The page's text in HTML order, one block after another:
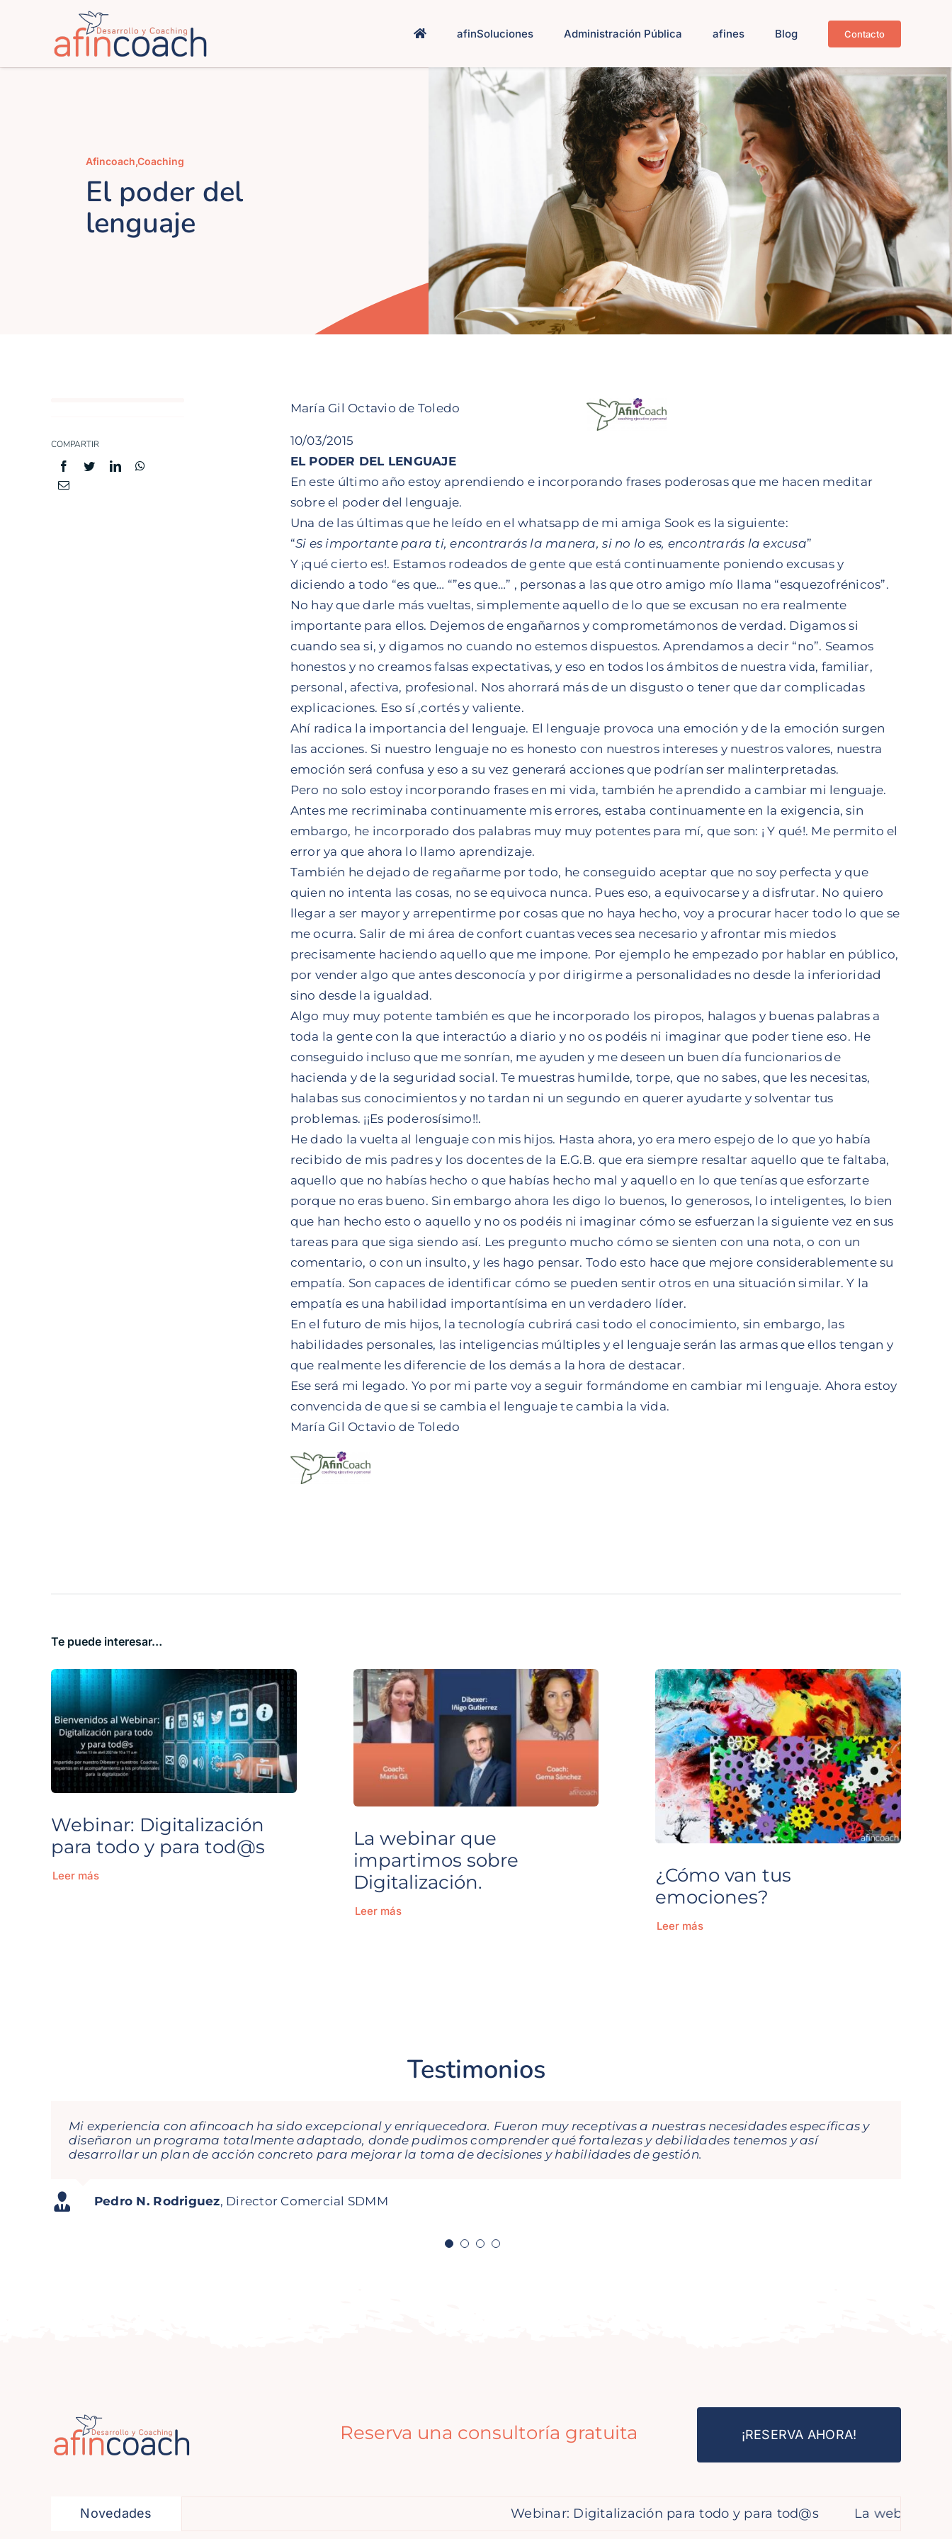
contenido
afinSoluciones Administración Pública afines Blog Contacto
Afincoach,Coaching
El poder del
lenguaje
COMPARTIR
María Gil Octavio de Toledo
10/03/2015
EL PODER DEL LENGUAJE
En este último año estoy aprendiendo e incorporando frases poderosas que me hacen meditar
sobre el poder del lenguaje.
Una de las últimas que he leído en el whatsapp de mi amiga Sook es la siguiente:
“Si es importante para ti, encontrarás la manera, si no lo es, encontrarás la excusa”
Y ¡qué cierto es!. Estamos rodeados de gente que está continuamente poniendo excusas y
diciendo a todo “es que… “”es que…” , personas a las que otro amigo mío llama “esquezofrénicos”.
No hay que darle más vueltas, simplemente aquello de lo que se excusan no era realmente
importante para ellos. Dejemos de engañarnos y comprometámonos de verdad. Digamos si
cuando sea si, y digamos no cuando no estemos dispuestos. Aprendamos a decir “no”. Seamos
honestos y no creamos falsas expectativas, y eso en todos los ámbitos de nuestra vida, familiar,
personal, afectiva, profesional. Nos ahorrará más de un disgusto o tener que dar complicadas
explicaciones. Eso sí ,cortés y valiente.
Ahí radica la importancia del lenguaje. El lenguaje provoca una emoción y de la emoción surgen
las acciones. Si nuestro lenguaje no es honesto con nuestros intereses y nuestros valores, nuestra
emoción será confusa y eso a su vez generará acciones que podrían ser malinterpretadas.
Pero no solo estoy incorporando frases en mi vida, también he aprendido a cambiar mi lenguaje.
Antes me recriminaba continuamente mis errores, estaba continuamente en la exigencia, sin
embargo, he incorporado dos palabras muy muy potentes para mí, que son: ¡ Y qué!. Me permito el
error ya que ahora lo llamo aprendizaje.
También he dejado de regañarme por todo, he conseguido aceptar que no soy perfecta y que
quien no intenta las cosas, no se equivoca nunca. Pues eso, a equivocarse y a disfrutar. No quiero
llegar a ser mayor y arrepentirme por cosas que no haya hecho, voy a procurar hacer todo lo que se
me ocurra. Salir de mi área de confort cuantas veces sea necesario y afrontar mis miedos
precisamente haciendo aquello que me impone. Por ejemplo he empezado por hablar en público,
por vender algo que antes desconocía y por dirigirme a personalidades no desde la inferioridad
sino desde la igualdad.
Algo muy muy potente también es que he incorporado los piropos, halagos y buenas palabras a
toda la gente con la que interactúo a diario y no os podéis ni imaginar que poder tiene eso. He
conseguido incluso que me sonrían, me ayuden y me deseen un buen día funcionarios de
hacienda y de la seguridad social. Te muestras humilde, torpe, que no sabes, que les necesitas,
halabas sus conocimientos y no tardan ni un segundo en querer ayudarte y solventar tus
problemas. ¡¡Es poderosísimo!!.
He dado la vuelta al lenguaje con mis hijos. Hasta ahora, yo era mero espejo de lo que yo había
recibido de mis padres y los docentes de la E.G.B. que era siempre resaltar aquello que te faltaba,
aquello que no habías hecho o que habías hecho mal y aquello en lo que tenías que esforzarte
porque no eras bueno. Sin embargo ahora les digo lo buenos, lo generosos, lo inteligentes, lo bien
que han hecho esto o aquello y no os podéis ni imaginar cómo se esfuerzan la siguiente vez en sus
tareas para que siga siendo así. Les pregunto mucho cómo se sienten con una nota, o con un
comentario, o con un insulto, y les hago pensar. Todo esto hace que mejore considerablemente su
empatía. Son capaces de identificar cómo se pueden sentir otros en una situación similar. Y la
empatía es una habilidad importantísima en un verdadero líder.
En el futuro de mis hijos, la tecnología cubrirá casi todo el conocimiento, sin embargo, las
habilidades personales, las inteligencias múltiples y el lenguaje serán las armas que ellos tengan y
que realmente les diferencie de los demás a la hora de destacar.
Ese será mi legado. Yo por mi parte voy a seguir formándome en cambiar mi lenguaje. Ahora estoy
convencida de que si se cambia el lenguaje te cambia la vida.
María Gil Octavio de Toledo
Te puede interesar…
Webinar: Digitalización
para todo y para tod@s
Leer más
La webinar que
impartimos sobre
Digitalización.
Leer más
¿Cómo van tus
emociones?
Leer más
Testimonios
Mi experiencia con afincoach ha sido excepcional y enriquecedora. Fueron muy receptivas a nuestras necesidades específicas y
diseñaron un programa totalmente adaptado, donde pudimos comprender qué fortalezas y debilidades tenemos y así
desarrollar un plan de acción concreto para mejorar la toma de decisiones y habilidades de gestión.
Pedro N. Rodriguez, Director Comercial SDMM
María, Gema e Isabel son fantásticas! De cada formación que he recibido con ellas te llevas aprendizajes, porque el dinamismo
con lo que enfocan cada tema lo hace todo muy visual, sencillo y te hace pensar… y esto ayuda a nivel profesional y personal.
Asistente a curso Digitalidoso
Jorge García Orejana Regional Director Iberia Mitsubishi Logisnext
Reserva una consultoría gratuita ¡RESERVA AHORA!
Novedades Webinar: Digitalización para todo y para tod@s La webinar que